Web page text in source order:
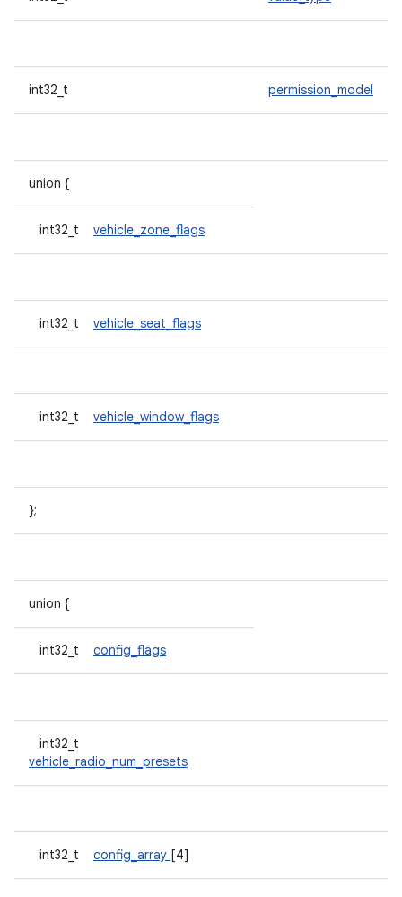
int32_t permission_model
union {
int32_t vehicle_zone_flags
int32_t vehicle_seat_flags
int32_t vehicle_window_flags
};
union {
int32_t config_flags
int32_t
vehicle_radio_num_presets
int32_t config_array [4]